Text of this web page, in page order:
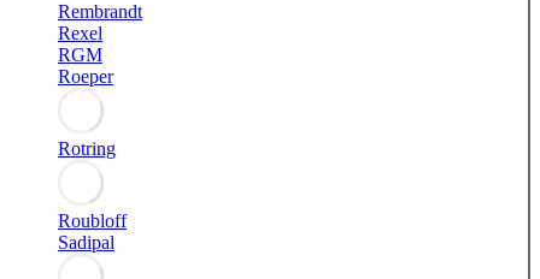
Rembrandt
Rexel
RGM
Roeper
Rotring
Roubloff
Sadipal